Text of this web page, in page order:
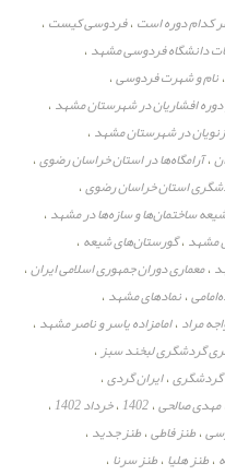
کدام دوره است ،فردوسی کیست ،
دانشگاه فردوسی مشهد ،
،نام و شهرت فردوسی،
دوره افشاریان در شهرستان مشهد ،
در شهرستان مشهد ،
،آرامگاه‌ها در استان خراسان رضوی،
استان خراسان رضوی،
ساختمان‌ها و سازه‌ها در مشهد ،
مشهد ،گورستان‌های شیعه ،
،معماری دوران جمهوری اسلامی ایران،
،نمادهای مشهد ،
مراد ،امامزاده یاسر و ناصر مشهد ،
گردشگری لبخند سبز،
گردشگری،ایران گردی،
،مهدی صالحی،1402 ،خرداد 1402 ،
،طنز فاطی،طنز جدید ،
،طنز هلیا ،طنز سرنا ،